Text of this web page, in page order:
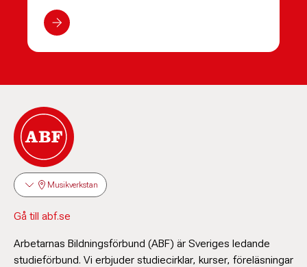
Musikverkstan
Gå till abf.se
Arbetarnas Bildningsförbund (ABF) är Sveriges ledande
studieförbund. Vi erbjuder studiecirklar, kurser, föreläsningar